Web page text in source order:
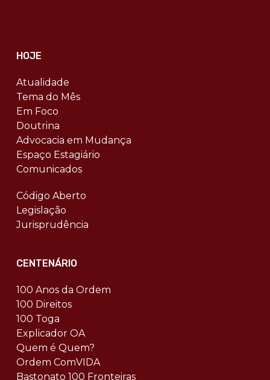
HOJE
Atualidade
Tema do Mês
Em Foco
Doutrina
Advocacia em Mudança
Espaço Estagiário
Comunicados
Código Aberto
Legislação
Jurisprudência
CENTENÁRIO
100 Anos da Ordem
100 Direitos
100 Toga
Explicador OA
Quem é Quem?
Ordem ComVIDA
Bastonato 100 Fronteiras